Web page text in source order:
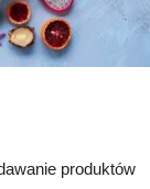
produktów